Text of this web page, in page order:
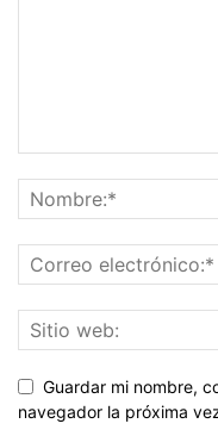
Guardar mi nombre,
navegador la próxima